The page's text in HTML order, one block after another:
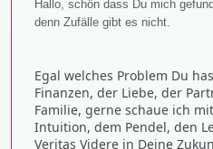
Hallo, schön dass Du mich
denn Zufälle gibt es nicht.
Egal welches Problem Du
Finanzen, der Liebe, der
Familie, gerne schaue ich
Intuition, dem Pendel, den
Veritas Videre in Deine